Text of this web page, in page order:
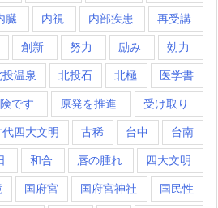
臓 内視 内部疾患 再受講
創新 努力 励み 効力
温泉 北投石 北極 医学書
です 原発を推進 受け取り
代四大文明 古稀 台中 台南
和合 唇の腫れ 四大文明
国府宮 国府宮神社 国民性